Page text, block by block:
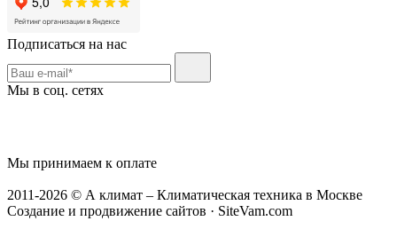
Подписаться на нас
Мы в соц. сетях
Мы принимаем к оплате
2011-2026 © А климат – Климатическая техника в Москве
Создание и продвижение сайтов · SiteVam.com